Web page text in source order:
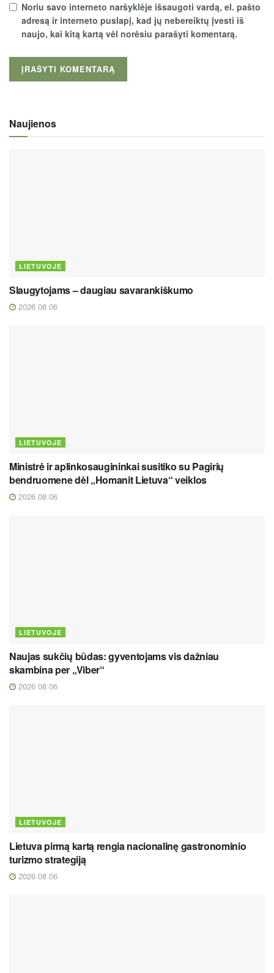
Noriu savo interneto naršyklėje išsaugoti vardą, el. pašto
adresą ir interneto puslapį, kad jų nebereiktų įvesti iš
naujo, kai kitą kartą vėl norėsiu parašyti komentarą.
Naujienos
LIETUVOJE
Slaugytojams – daugiau savarankiškumo
2026 08 06
LIETUVOJE
Ministrė ir aplinkosaugininkai susitiko su Pagirių
bendruomene dėl „Homanit Lietuva“ veiklos
2026 08 06
LIETUVOJE
Naujas sukčių būdas: gyventojams vis dažniau
skambina per „Viber“
2026 08 06
LIETUVOJE
Lietuva pirmą kartą rengia nacionalinę gastronominio
turizmo strategiją
2026 08 06